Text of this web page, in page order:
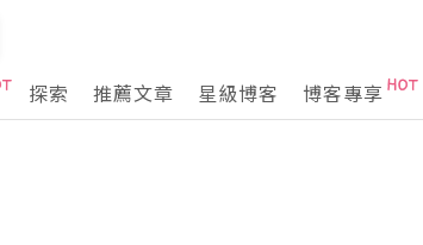
探索
推薦文章 星級博客 博客專享